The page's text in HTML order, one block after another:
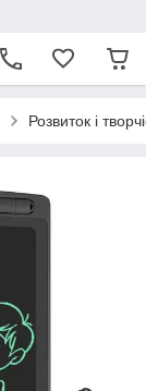
Розвиток і